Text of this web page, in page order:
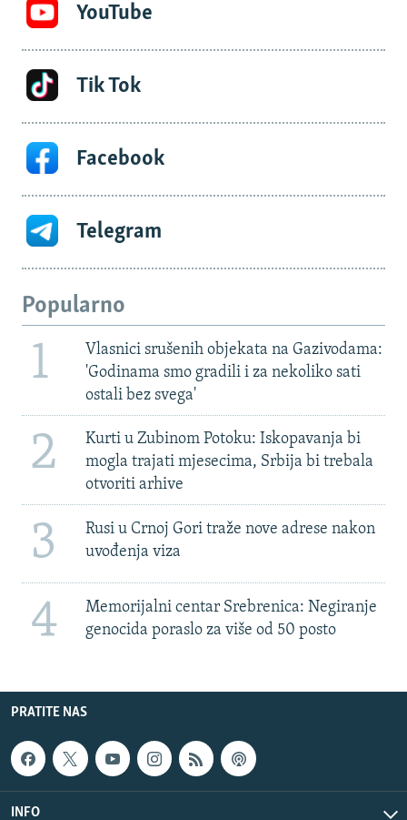
YouTube
Tik Tok
Facebook
Telegram
Popularno
1
Vlasnici srušenih objekata na Gazivodama:
'Godinama smo gradili i za nekoliko sati
ostali bez svega'
2
Kurti u Zubinom Potoku: Iskopavanja bi
mogla trajati mjesecima, Srbija bi trebala
otvoriti arhive
3
Rusi u Crnoj Gori traže nove adrese nakon
uvođenja viza
4
Memorijalni centar Srebrenica: Negiranje
genocida poraslo za više od 50 posto
PRATITE NAS
INFO